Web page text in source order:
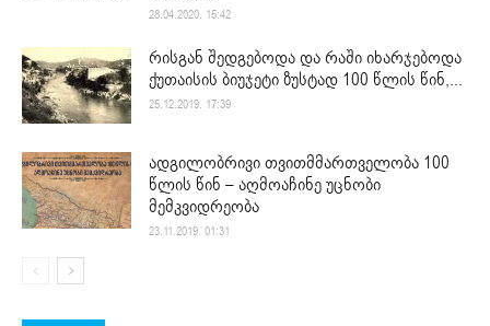
28.04.2020. 15:42
რისგან შედგებოდა და რაში იხარჯებოდა
ქუთაისის ბიუჯეტი ზუსტად 100 წლის წინ,...
25.12.2019. 17:39
ადგილობრივი თვითმმართველობა 100
წლის წინ – აღმოაჩინე უცნობი
მემკვიდრეობა
23.11.2019. 01:31